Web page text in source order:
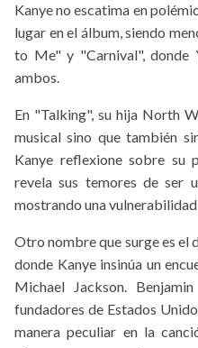
Kanye no escatima en
lugar en el álbum, siendo
to Me" y "Carnival", donde
ambos.
En "Talking", su hija North
musical sino que también
Kanye reflexione sobre su
revela sus temores de ser
mostrando una
Otro nombre que surge es el
donde Kanye insinúa un
Michael Jackson.
fundadores de Estados
manera peculiar en la